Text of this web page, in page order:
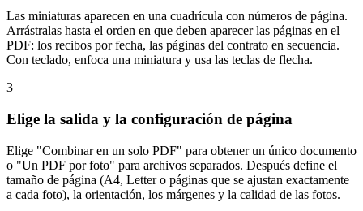
Las miniaturas aparecen en una cuadrícula con números de página.
Arrástralas hasta el orden en que deben aparecer las páginas en el
PDF: los recibos por fecha, las páginas del contrato en secuencia.
Con teclado, enfoca una miniatura y usa las teclas de flecha.
3
Elige la salida y la configuración de página
Elige "Combinar en un solo PDF" para obtener un único documento
o "Un PDF por foto" para archivos separados. Después define el
tamaño de página (A4, Letter o páginas que se ajustan exactamente
a cada foto), la orientación, los márgenes y la calidad de las fotos.